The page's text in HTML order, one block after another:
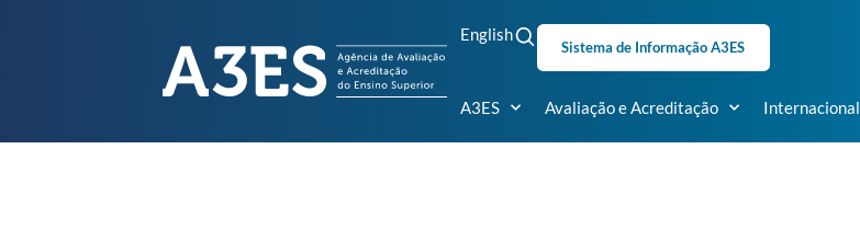
English
Sistema de Informação A3ES
A3ES Avaliação e Acreditação Internacional